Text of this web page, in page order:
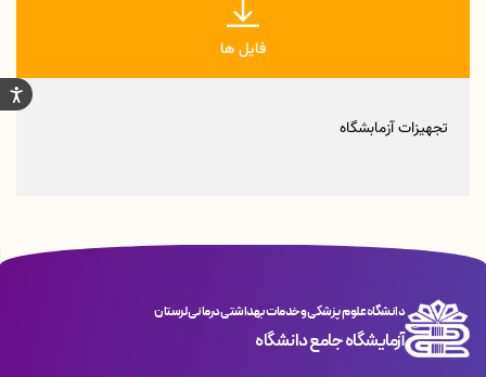
فایل ها
تجهیزات آزمابشگاه
دانشگاه علوم پزشکی و خدمات بهداشتی درمانی لرستان
آزمایشگاه جامع دانشگاه